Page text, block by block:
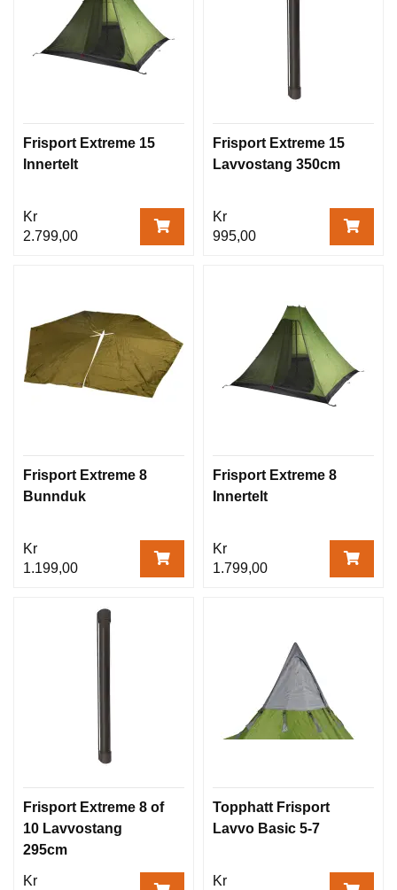
Frisport Extreme 15
Innertelt
Kr
2.799,00
Frisport Extreme 15
Lavvostang 350cm
Kr
995,00
Frisport Extreme 8
Bunnduk
Kr
1.199,00
Frisport Extreme 8
Innertelt
Kr
1.799,00
Frisport Extreme 8 of
10 Lavvostang
295cm
Kr
Topphatt Frisport
Lavvo Basic 5-7
Kr